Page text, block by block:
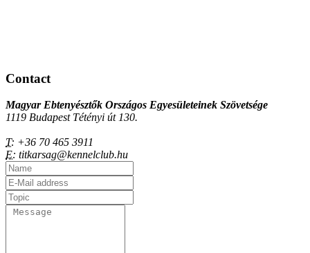
Contact
Magyar Ebtenyésztők Országos Egyesületeinek Szövetsége
1119 Budapest Tétényi út 130.
T: +36 70 465 3911
E: titkarsag@kennelclub.hu